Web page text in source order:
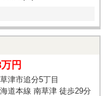
円
津市追分5丁目
海道本線 南草津 徒歩29分